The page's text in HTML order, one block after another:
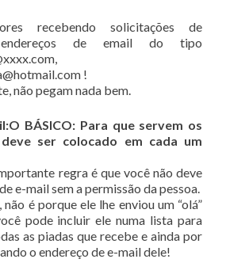
recebendo solicitações de
de email do tipo
!
não pegam nada bem.
BÁSICO: Para que servem os
ser colocado em cada um
regra é que você não deve
e-mail sem a permissão da pessoa.
é porque ele lhe enviou um “olá”
pode incluir ele numa lista para
as piadas que recebe e ainda por
o endereço de e-mail dele!